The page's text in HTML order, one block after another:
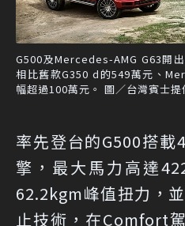
G500及Mercedes-AMG G63開
相比舊款G350 d的549萬元、
幅超過100萬元。 圖／台灣賓士提
率先登台的G500搭載
擎，最大馬力高達
62.2kgm峰值扭力，
止技術，在Comfort